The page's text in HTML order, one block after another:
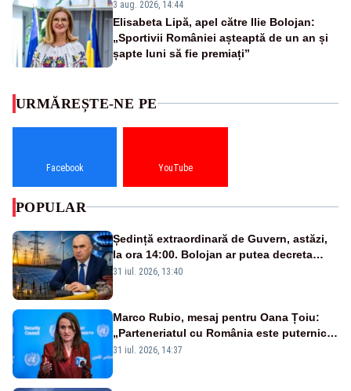
3 aug. 2026, 14:44
Elisabeta Lipă, apel către Ilie Bolojan:
„Sportivii României așteaptă de un an și
șapte luni să fie premiați”
URMĂREȘTE-NE PE
Facebook YouTube
POPULAR
Ședință extraordinară de Guvern, astăzi,
la ora 14:00. Bolojan ar putea decreta
stare de urgență energetică
31 iul. 2026, 13:40
Marco Rubio, mesaj pentru Oana Țoiu:
„Parteneriatul cu România este puternic
și prețuit”
31 iul. 2026, 14:37